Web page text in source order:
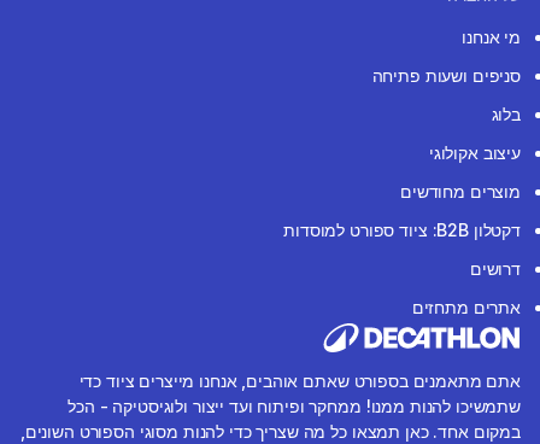
מי אנחנו
סניפים ושעות פתיחה
בלוג
עיצוב אקולוגי
מוצרים מחודשים
דקטלון B2B: ציוד ספורט למוסדות
דרושים
אתרים מתחזים
אתם מתאמנים בספורט שאתם אוהבים, אנחנו מייצרים ציוד כדי
שתמשיכו להנות ממנו! ממחקר ופיתוח ועד ייצור ולוגיסטיקה - הכל
במקום אחד. כאן תמצאו כל מה שצריך כדי להנות מסוגי הספורט השונים,